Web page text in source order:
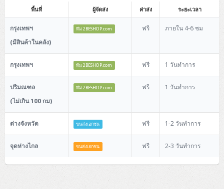
Lenovo ThinkServer TS140
HPE ProLiant ML10 Gen9
HPE ProLiant ML30 Gen9
DELL PowerEdge T20
DELL PowerEdge T130
DELL PowerEdge T330
HPE ProLiant ML110 Gen11
Tower (2CPU)
DELL PowerEdge T430
DELL PowerEdge T630
Lenovo System x3500 M5
HP ProLiant ML150 Gen9
HPE ProLiant ML350 Gen11
Rack 1U (1CPU E3)
Lenovo ThinkServer RS140
Lenovo System x3250 M5
Lenovo System x3250 M6
DELL PowerEdge R230
DELL PowerEdge R330
HPE ProLient DL20 Gen11
Rack 1U (1CPU E5)
IBM System x3550 M5
DELL PowerEdge R320
DELL PowerEdge R430
DELL PowerEdge R630
HP ProLient DL360 Gen11
Rack 2U (2CPU E5)
IBM System x3650 M5
DELL PowerEdge R530
DELL PowerEdge R730
HP ProLiant DL380 Gen11
QNAP TS Series
HP StoreVirtual 4330
HP StoreVirtual 4130
HP StoreEasy 1530 (Windows)
HP StoreEasy 1430 (Windows)
Direct Attached Storage (DAS)
IBM Storage v3700 (SAS)
DELL Storage SCv2020 (SAS)
DELL PowerVault MD1400 (SAS)
Storage Area Network (SAN)
IBM Storage v3700 (Fibre)
HPE MSA 1040 (Fibre)
HP MSA 2040 (Fibre)
DELL PowerVault MD3800F (16 FC)
DELL EqualLogic PS4210E (10Gbps iSCSI)
DELL EqualLogic PS4100E (1Gbps iSCSI)
Core and Distribution Switches
Access Switches (L2-L3)
Cisco Aironet 1700
Cyberoam
FortiGate Next-Gen Firewall
Cisco 1000 Series Firewall
Cisco Secure Firewall 220
Software
AutoDesk
AutoDesk AutoCAD 2D/3D
AutoDesk 3ds Max
Adobe Cloud
Adobe Creative Cloud
Microsoft Cloud
Microsoft Office 365
Microsoft Azure
Microsoft Client
Windows 8.x
Windows 10
Microsoft Office 2016
Microsoft Server
Windows Server
Microsoft Exchange (Mail)
VMWARE INFRASTRUCTURE
Hyper-Converged
Device
Computer Desktop (Micro PC)
DELL Optiplex 3040 Micro
Lenovo ThinkCentre M700 Tiny (MicroPC)
Computer Desktop (SFF PC)
DELL Optiplex 5040 SFF
DELL Optiplex 7040 SFF
DELL Optiplex 3046 MT
DELL Optiplex 5040 MT
DELL Optiplex 3240
Workstation
UPS
Line-Interactive
APC Smart-UPS 750VA
APC Smart-UPS 750VA SMT
APC Smart-UPS 1000VA
APC Smart-UPS 1000VA SMT
True On-Line
APC Smart-UPS On-Line 1K-10VA
Support
How to Delivery
How to Payment
พื้นที่ ผู้จัดส่ง ค่าส่ง ระยะเวลา
กรุงเทพฯ
(มีสินค้าในคลัง)
ทีม 2BESHOP.com ฟรี ภายใน 4-6 ชม
กรุงเทพฯ ทีม 2BESHOP.com ฟรี 1 วันทำการ
ปริมณฑล
(ไม่เกิน 100 กม)
ทีม 2BESHOP.com ฟรี 1 วันทำการ
ต่างจังหวัด ขนส่งเอกชน ฟรี 1-2 วันทำการ
จุดห่างไกล ขนส่งเอกชน ฟรี 2-3 วันทำการ